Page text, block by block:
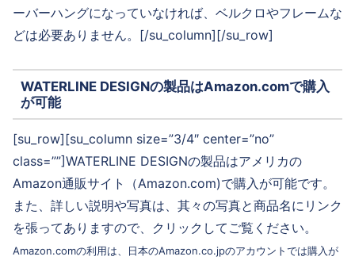
ーバーハングになっていなければ、ベルクロやフレームな
どは必要ありません。[/su_column][/su_row]
WATERLINE DESIGNの製品はAmazon.comで購入
が可能
[su_row][su_column size=”3/4″ center=”no”
class=””]WATERLINE DESIGNの製品はアメリカの
Amazon通販サイト（Amazon.com)で購入が可能です。
また、詳しい説明や写真は、其々の写真と商品名にリンク
を張ってありますので、クリックしてご覧ください。
Amazon.comの利用は、日本のAmazon.co.jpのアカウントでは購入が